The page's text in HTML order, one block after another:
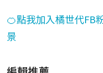
🍊點我加入橘世代FB
景